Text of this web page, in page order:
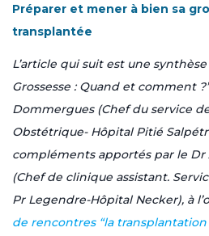
Préparer et mener à bien sa
transplantée
L’article qui suit est une
Grossesse : Quand et comment
Dommergues (Chef du service
Obstétrique- Hôpital Pitié
compléments apportés par le
(Chef de clinique assistant.
Pr Legendre-Hôpital Necker), à
de rencontres “la